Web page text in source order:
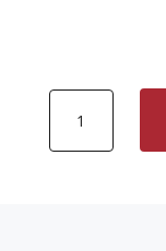
quantité